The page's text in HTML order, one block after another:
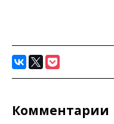
Комментарии